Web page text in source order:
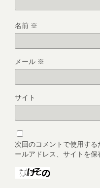
名前 ※
メール ※
サイト
次回のコメントで使用す
ールアドレス、サイトを保